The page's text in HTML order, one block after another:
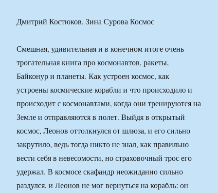
Дмитрий Костюков, Зина Сурова Космос
Смешная, удивительная и в конечном итоге очень
трогательная книга про космонавтов, ракеты,
Байконур и планеты. Как устроен космос, как
устроены космические корабли и что происходило и
происходит с космонавтами, когда они тренируются на
Земле и отправляются в полет. Выйдя в открытый
космос, Леонов оттолкнулся от шлюза, и его сильно
закрутило, ведь тогда никто не знал, как правильно
вести себя в невесомости, но страховочный трос его
удержал. В космосе скафандр неожиданно сильно
раздулся, и Леонов не мог вернуться на корабль: он